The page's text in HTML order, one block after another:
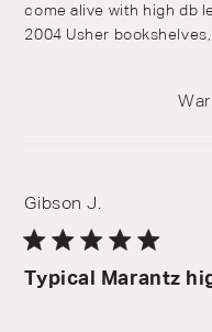
come alive with high db
2004 Usher
Gibson J.
Typical Marantz